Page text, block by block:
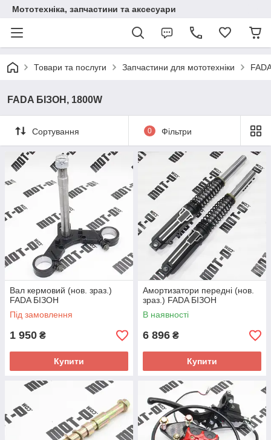
Мототехніка, запчастини та аксесуари
Товари та послуги Запчастини для мототехніки
FADA БІЗОН, 1800W
Сортування 0 Фільтри
Вал кермовий (нов. зраз.)
FADA БІЗОН
Під замовлення
1 950 ₴
Купити
Амортизатори передні (нов.
зраз.) FADA БІЗОН
В наявності
6 896 ₴
Купити